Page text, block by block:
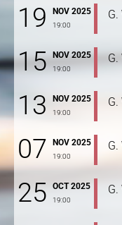
19 NOV 2025
19:00
15 NOV 2025
19:00
13 NOV 2025
19:00
07 NOV 2025
19:00
25 OCT 2025
19:00